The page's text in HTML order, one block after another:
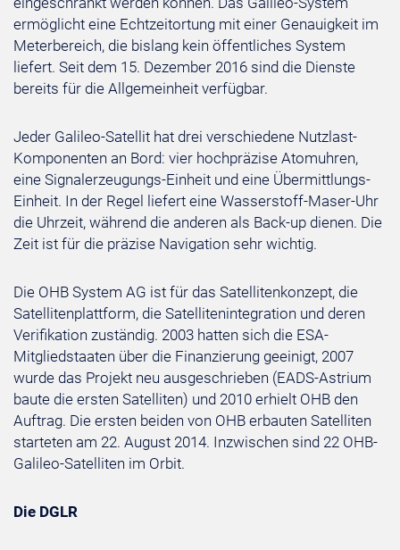
ermöglicht eine Echtzeitortung mit einer Genauigkeit im
Meterbereich, die bislang kein öffentliches System
liefert. Seit dem 15. Dezember 2016 sind die Dienste
bereits für die Allgemeinheit verfügbar.
Jeder Galileo-Satellit hat drei verschiedene Nutzlast-
Komponenten an Bord: vier hochpräzise Atomuhren,
eine Signalerzeugungs-Einheit und eine Übermittlungs-
Einheit. In der Regel liefert eine Wasserstoff-Maser-Uhr
die Uhrzeit, während die anderen als Back-up dienen. Die
Zeit ist für die präzise Navigation sehr wichtig.
Die OHB System AG ist für das Satellitenkonzept, die
Satellitenplattform, die Satellitenintegration und deren
Verifikation zuständig. 2003 hatten sich die ESA-
Mitgliedstaaten über die Finanzierung geeinigt, 2007
wurde das Projekt neu ausgeschrieben (EADS-Astrium
baute die ersten Satelliten) und 2010 erhielt OHB den
Auftrag. Die ersten beiden von OHB erbauten Satelliten
starteten am 22. August 2014. Inzwischen sind 22 OHB-
Galileo-Satelliten im Orbit.
Die DGLR